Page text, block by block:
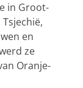
in Groot-
en
ze
Oranje-